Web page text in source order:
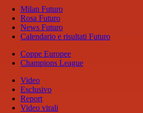
Milan Futuro
Rosa Futuro
News Futuro
Calendario e risultati Futuro
Coppe Europee
Champions League
Video
Esclusivo
Report
Video virali